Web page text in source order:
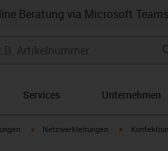
Beratung via Microsoft Teams
Services Unternehmen
igus-icon-arrow-right
Netzwerkleitungen igus-icon-